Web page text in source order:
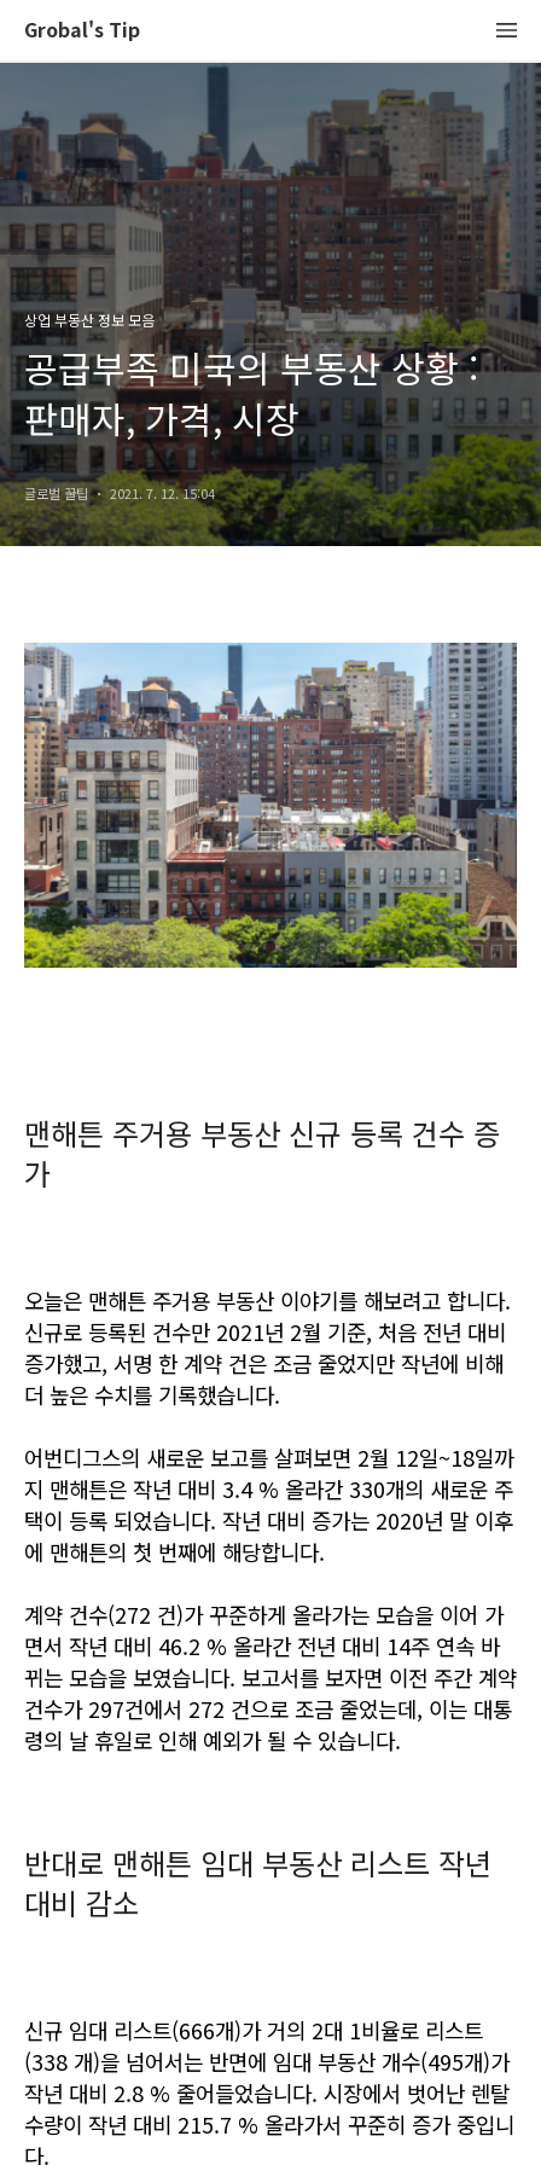
Grobal's Tip
상업 부동산 정보 모음
공급부족 미국의 부동산 상황 :
판매자, 가격, 시장
글로벌 꿀팁 2021. 7. 12. 15:04
맨해튼 주거용 부동산 신규 등록 건수 증
가
오늘은 맨해튼 주거용 부동산 이야기를 해보려고 합니다.
신규로 등록된 건수만 2021년 2월 기준, 처음 전년 대비
증가했고, 서명 한 계약 건은 조금 줄었지만 작년에 비해
더 높은 수치를 기록했습니다.
어번디그스의 새로운 보고를 살펴보면 2월 12일~18일까
지 맨해튼은 작년 대비 3.4 % 올라간 330개의 새로운 주
택이 등록 되었습니다. 작년 대비 증가는 2020년 말 이후
에 맨해튼의 첫 번째에 해당합니다.
계약 건수(272 건)가 꾸준하게 올라가는 모습을 이어 가
면서 작년 대비 46.2 % 올라간 전년 대비 14주 연속 바
뀌는 모습을 보였습니다. 보고서를 보자면 이전 주간 계약
건수가297건에서 272 건으로 조금 줄었는데, 이는 대통
령의 날 휴일로 인해 예외가 될 수 있습니다.
반대로 맨해튼 임대 부동산 리스트 작년
대비 감소
신규 임대 리스트(666개)가 거의 2대 1비율로 리스트
(338 개)을 넘어서는 반면에 임대 부동산 개수(495개)가
작년 대비 2.8 % 줄어들었습니다. 시장에서 벗어난 렌탈
수량이 작년 대비 215.7 % 올라가서 꾸준히 증가 중입니
다.